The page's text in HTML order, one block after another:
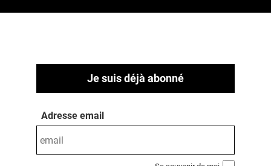
Je suis déjà abonné
Adresse email